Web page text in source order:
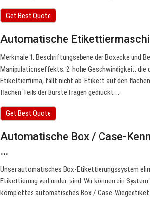
Get Best Quote
Automatische
Merkmale 1. Beschriftungsebene der Boxecke und
Manipulationseffekts; 2. hohe Geschwindigkeit, die
Etikettierfirma, fällt nicht ab. Etikett auf den flachen
flachen Teils der Bürste fragen gedrückt ...
Get Best Quote
Automatische Box / Case-
…
Unser automatisches Box-Etikettierungssystem
Etikettierung verbunden sind. Wir können ein
komplettes automatisches Box / Case-